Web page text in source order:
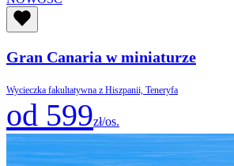
Gran Canaria w miniaturze
Wycieczka fakultatywna z Hiszpanii, Teneryfa
od 599zł/os.